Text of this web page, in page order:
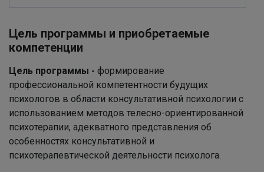
Цель программы и приобретаемые
компетенции
Цель программы - формирование
профессиональной компетентности будущих
психологов в области консультативной психологии с
использованием методов телесно-ориентированной
психотерапии, адекватного представления об
особенностях консультативной и
психотерапевтической деятельности психолога.